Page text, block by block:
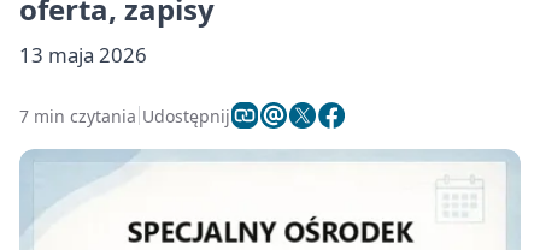
oferta, zapisy
13 maja 2026
7 min czytania Udostępnij